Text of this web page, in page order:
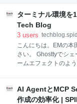
ターミナル環境を
Tech Blog
3 users
こんにちは。EMの本
さい。 Ghosttyでシ
ームエフェクトのよ
事では Alacritty を使
使いたかったので乗
AI AgentとMCP
作成の効率化 |